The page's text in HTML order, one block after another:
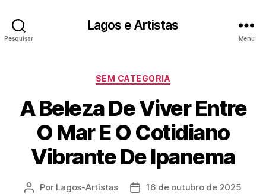
Pesquisar
Lagos e Artistas
Menu
Categorias
SEM CATEGORIA
A Beleza De Viver Entre
O Mar E O Cotidiano
Vibrante De Ipanema
Autor
Por Lagos-Artistas
Data16 de outubro de 2025